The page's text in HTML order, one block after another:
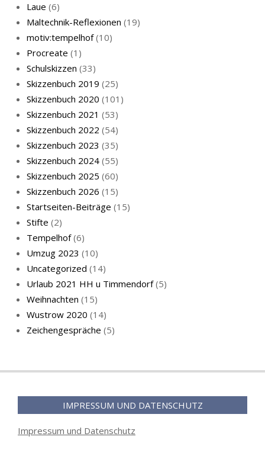
Katze sturmerprobt
KatzenFenster
Laue (6)
Maltechnik-Reflexionen (19)
motiv:tempelhof(10)
Procreate (1)
Schulskizzen (33)
Skizzenbuch 2019 (25)
Skizzenbuch 2020 (101)
Skizzenbuch 2021 (53)
Skizzenbuch 2022 (54)
Skizzenbuch 2023 (35)
Skizzenbuch 2024 (55)
Skizzenbuch 2025 (60)
Skizzenbuch 2026 (15)
Startseiten-Beiträge (15)
Stifte (2)
Tempelhof(6)
Umzug 2023 (10)
Uncategorized (14)
Urlaub 2021 HH u Timmendorf(5)
Weihnachten (15)
Wustrow 2020 (14)
Zeichengespräche (5)
IMPRESSUM UND DATENSCHUTZ
Impressum und Datenschutz